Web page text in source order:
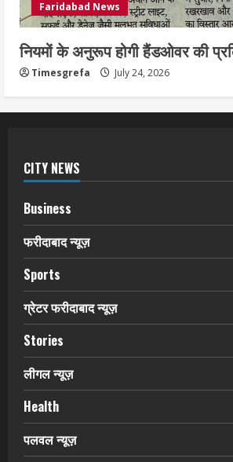
Faridabad News
नियमों के अनुरूप होगी हैंडओवर की
Timesgrefa July 24, 2026
CITY NEWS
Business
फरीदाबाद न्यूज़
Sports
ग्रेटर फरीदाबाद न्यूज़
Stories
लीगल न्यूज़
Health
पलवल न्यूज़